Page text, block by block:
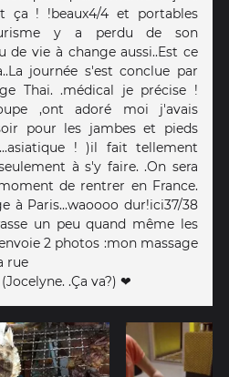
ça ! !beaux4/4 et portables
y a perdu de son
de vie à change aussi..Est ce
journée s'est conclue par
Thai. .médical je précise !
,ont adoré moi j'avais
pour les jambes et pieds
! )il fait tellement
à s'y faire. .On sera
de rentrer en France.
à Paris...waoooo dur!ici37/38
un peu quand même les
2 photos :mon massage
rue
.Ça va?) ❤